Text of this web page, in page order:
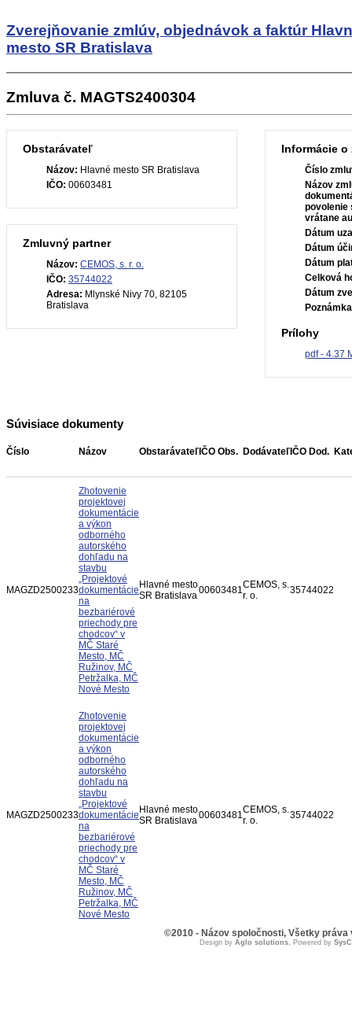
Zverejňovanie zmlúv, objednávok a faktúr
mesto SR Bratislava
Zmluva č. MAGTS2400304
Obstarávateľ
Názov: Hlavné mesto SR Bratislava
IČO: 00603481
Zmluvný partner
Názov: CEMOS, s. r. o.
IČO: 35744022
Adresa: Mlynské Nivy 70, 82105
Bratislava
Informácie o
Číslo
Názov
povolenie
vrátane
Dátum
Dátum
Dátum
Celková
Dátum
Prílohy
pdf - 4.37
Súvisiace dokumenty
Číslo Názov Obstarávateľ IČO Obs. Dodávateľ IČO Dod.
MAGZD2500233
Zhotovenie
projektovej
dokumentácie
a výkon
odborného
autorského
dohľadu na
stavbu
„Projektové
dokumentácie
na
bezbariérové
priechody pre
chodcov“ v
MČ Staré
Mesto, MČ
Ružinov, MČ
Petržalka, MČ
Nové Mesto
Hlavné mesto
SR Bratislava00603481CEMOS, s.
r. o.
35744022
MAGZD2500233
Zhotovenie
projektovej
dokumentácie
a výkon
odborného
autorského
dohľadu na
stavbu
„Projektové
dokumentácie
na
bezbariérové
priechody pre
chodcov“ v
MČ Staré
Mesto, MČ
Ružinov, MČ
Petržalka, MČ
Nové Mesto
Hlavné mesto
SR Bratislava00603481CEMOS, s.
r. o.
35744022
©2010 - Názov spoločnosti, Všetky práva
Design by Aglo solutions, Powered by